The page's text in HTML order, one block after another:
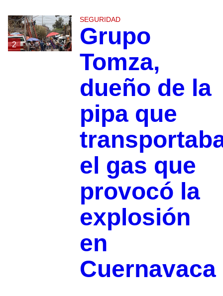
2
SEGURIDAD
Grupo
Tomza,
dueño de la
pipa que
el gas que
provocó la
explosión
en
Cuernavaca